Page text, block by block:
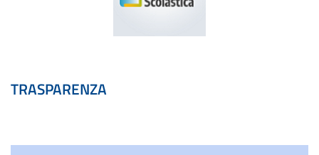
TRASPARENZA